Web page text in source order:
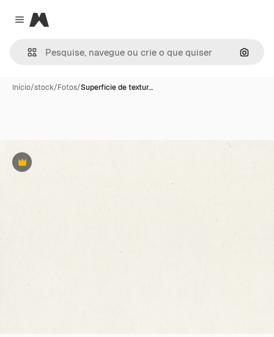
Close menu
Magnific
Início/stock/Fotos/Superfície de textur…
Premium